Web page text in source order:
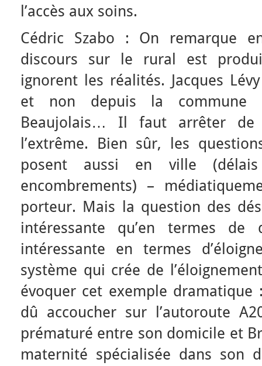
l’accès aux soins.
Cédric Szabo : On remarque
discours sur le rural est
ignorent les réalités. Jacques
et non depuis la commune
Beaujolais… Il faut arrêter
l’extrême. Bien sûr, les
posent aussi en ville (délais
encombrements) –
porteur. Mais la question des
intéressante qu’en termes
intéressante en termes
système qui crée de
évoquer cet exemple
dû accoucher sur l’autoroute
prématuré entre son domicile et
maternité spécialisée dans son